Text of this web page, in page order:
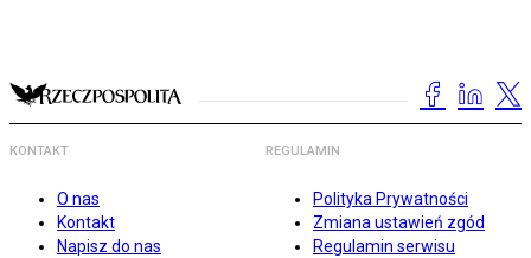
KONTAKT
O nas
Kontakt
Napisz do nas
REGULAMIN
Polityka Prywatności
Zmiana ustawień zgód
Regulamin serwisu